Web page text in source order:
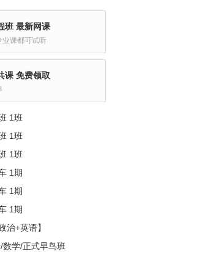
班 最新网课
业课都可试听
课 免费领取
1班
1班
1班
1期
1期
1期
治+英语】
学/正式早鸟班